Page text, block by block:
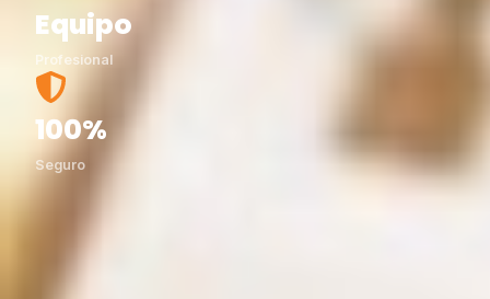
Equipo
Profesional
100%
Seguro